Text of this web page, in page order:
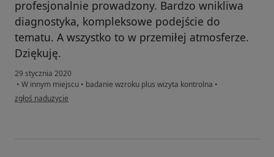
profesjonalnie prowadzony. Bardzo wnikliwa
diagnostyka, kompleksowe podejście do
tematu. A wszystko to w przemiłej atmosferze.
Dziękuję.
29 stycznia 2020
• W innym miejscu • badanie wzroku plus wizyta kontrolna •
w opinii użytkownika Konto zostało usunięte
zgłoś nadużycie